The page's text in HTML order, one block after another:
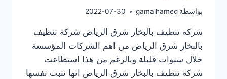
بواسطة gamalhamed
2022-07-30
شركة تنظيف بالبخار شرق الرياض شركة تنظيف
بالبخار شرق الرياض من اهم الشركات المؤسسة
خلال سنوات قليلة وبالرغم من هذا استطاعت
شركة تنظيف بالبخار شرق الرياض انها تثبت نفسها